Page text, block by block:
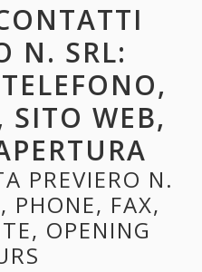
N. SRL:
SITO WEB,
PREVIERO N.
PHONE, FAX,
OPENING